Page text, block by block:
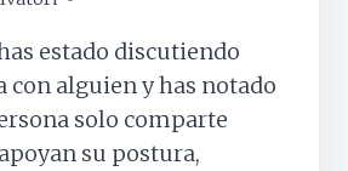
estado discutiendo
con alguien y has notado
solo comparte
su postura,